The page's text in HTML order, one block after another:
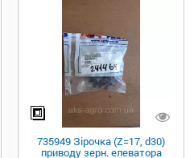
735949 Зірочка (Z=17, d30)
приводу зерн. елеватора